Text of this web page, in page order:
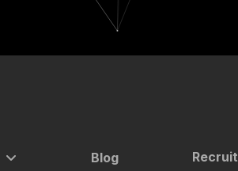
Blog Recruit